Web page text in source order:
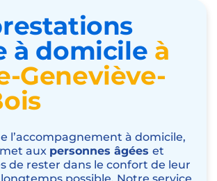
à domicile à
Geneviève-
l’accompagnement à domicile,
aux personnes âgées et
de rester dans le confort de leur